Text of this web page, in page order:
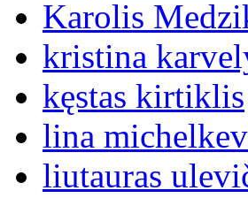
Karolis
kristina
kęstas kirtiklis
lina
liutauras